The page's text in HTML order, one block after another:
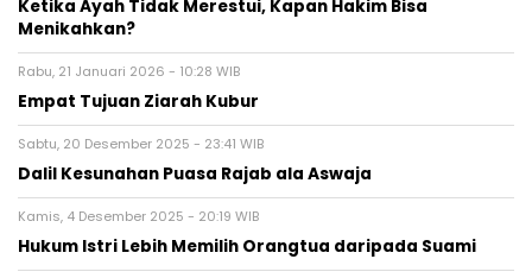
Ketika Ayah Tidak Merestui, Kapan Hakim Bisa
Menikahkan?
Rabu, 21 Januari 2026 - 10:28 WIB
Empat Tujuan Ziarah Kubur
Sabtu, 20 Desember 2025 - 23:41 WIB
Dalil Kesunahan Puasa Rajab ala Aswaja
Kamis, 4 Desember 2025 - 20:19 WIB
Hukum Istri Lebih Memilih Orangtua daripada Suami